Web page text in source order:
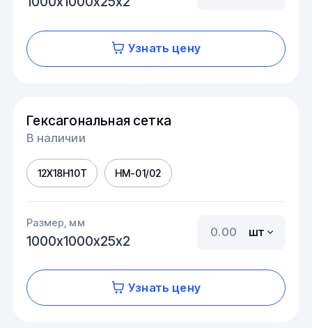
Узнать цену
Гексагональная сетка
В наличии
12Х18Н10Т HM-01/02
Размер, мм
1000х1000х25х2
шт
Узнать цену